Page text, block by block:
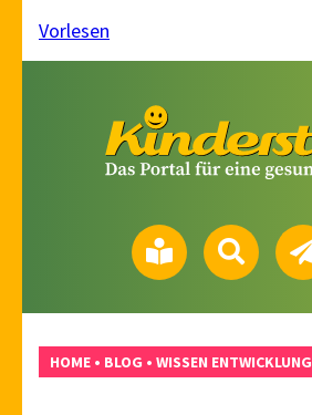
Vorlesen
HOME • BLOG • WISSEN ENTWICKLUNG